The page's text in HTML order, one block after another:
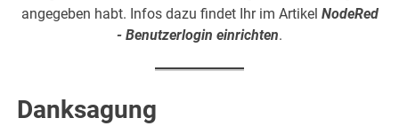
angegeben habt. Infos dazu findet Ihr im Artikel NodeRed
- Benutzerlogin einrichten.
Danksagung